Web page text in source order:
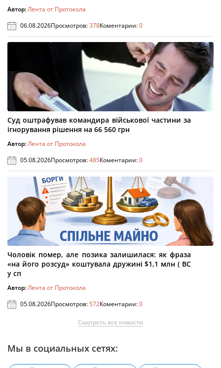
Автор:Лента от Протокола
06.08.2026Просмотров:378Коментарии:0
Суд оштрафував командира військової частини за
ігнорування рішення на 66 560 грн
Автор:Лента от Протокола
05.08.2026Просмотров:485Коментарии:0
Чоловік помер, але позика залишилася: як фраза
«на його розсуд» коштувала дружині $1,1 млн ( ВС
у сп
Автор:Лента от Протокола
05.08.2026Просмотров:572Коментарии:0
Смотреть все новости
Мы в социальных сетях: